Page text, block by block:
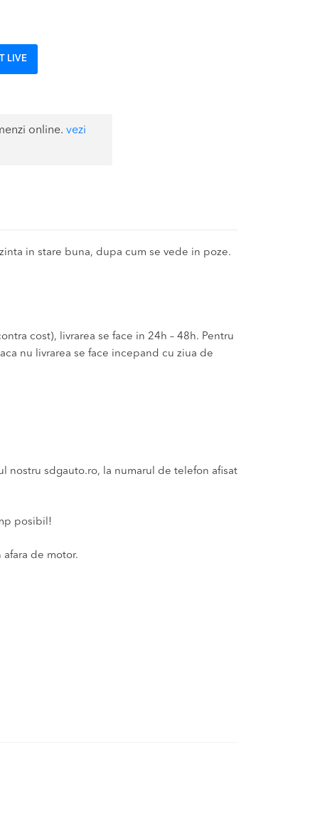
LIVE
online.vezi
in stare buna, dupa cum se vede in poze.
cost), livrarea se face in 24h – 48h. Pentru
nu livrarea se face incepand cu ziua de
nostru sdgauto.ro, la numarul de telefon afisat
posibil!
de motor.